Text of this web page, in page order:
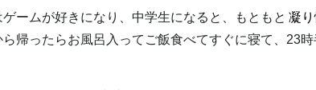
ームが好きになり、中学生になると、もともと 凝
帰ったらお風呂入ってご飯食べてすぐに寝て、23